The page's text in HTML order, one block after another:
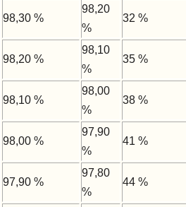
98,30 %
98,20
%
32 %
98,20 %
98,10
%
35 %
98,10 %
98,00
%
38 %
98,00 %
97,90
%
41 %
97,90 %
97,80
%
44 %